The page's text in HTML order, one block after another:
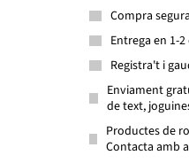
Compra segura
Entrega en 1-
Registra't i
Enviament
de text,
Productes de
Contacta amb